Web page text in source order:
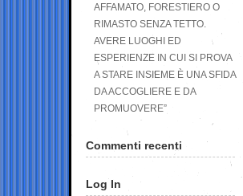
AFFAMATO, FORESTIERO O
RIMASTO SENZA TETTO.
AVERE LUOGHI ED
ESPERIENZE IN CUI SI PROVA
A STARE INSIEME È UNA SFIDA
DA ACCOGLIERE E DA
PROMUOVERE”
Commenti recenti
Log In